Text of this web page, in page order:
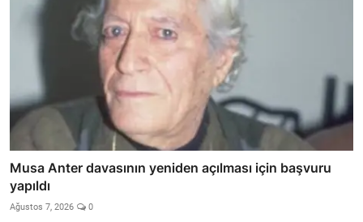
Musa Anter davasının yeniden açılması için başvuru
yapıldı
Ağustos 7, 2026 0